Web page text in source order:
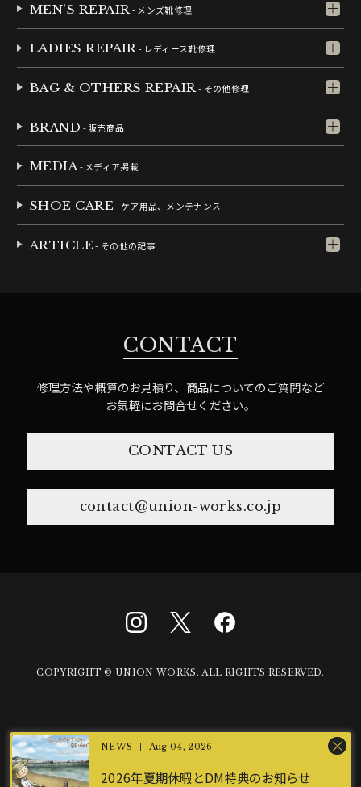
Aug 04, 2026
2026年夏期休暇とDM特典のお知らせ
MEN'S REPAIR- メンズ靴修理
LADIES REPAIR- レディース靴修理
BAG & OTHERS REPAIR- その他修理
BRAND - 販売商品
MEDIA- メディア掲載
SHOE CARE- ケア用品、メンテナンス
ARTICLE- その他の記事
CONTACT
修理方法や概算のお見積り、商品についてのご質問など
お気軽にお問合せください。
CONTACT US
contact@union-works.co.jp
COPYRIGHT © UNION WORKS. ALL RIGHTS RESERVED.